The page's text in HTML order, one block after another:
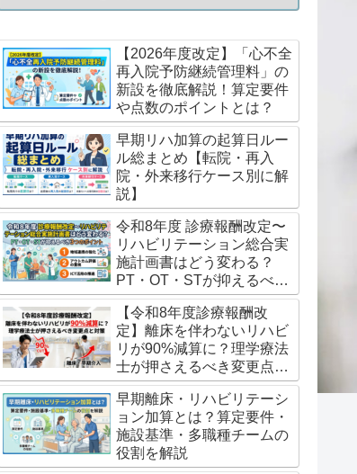
【2026年度改定】「心不全
再入院予防継続管理料」の
新設を徹底解説！算定要件
や点数のポイントとは？
早期リハ加算の起算日ルー
ル総まとめ【転院・再入
院・外来移行ケース別に解
説】
令和8年度 診療報酬改定〜
リハビリテーション総合実
施計画書はどう変わる？
PT・OT・STが抑えるべき
3つのポイント
【令和8年度診療報酬改
定】離床を伴わないリハビ
リが90%減算に？理学療法
士が押さえるべき変更点と
対策
早期離床・リハビリテーシ
ョン加算とは？算定要件・
施設基準・多職種チームの
役割を解説